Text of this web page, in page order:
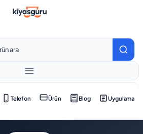
Telefon Ürün Blog Uygulama